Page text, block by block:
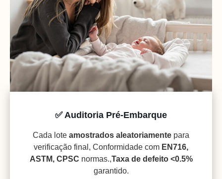
✅ Auditoria Pré-Embarque
Cada lote amostrados aleatoriamente para
verificação final, Conformidade com EN716,
ASTM, CPSC normas.,Taxa de defeito <0.5%
garantido.